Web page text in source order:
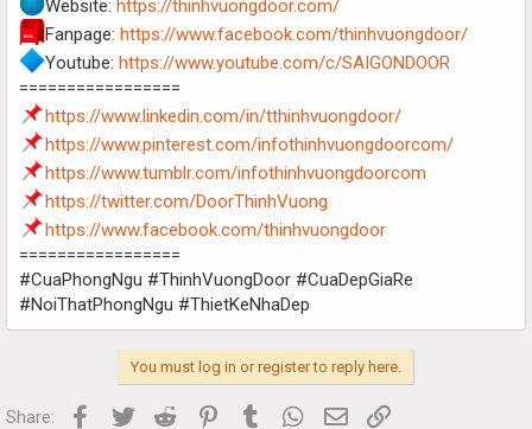
Website: https://thinhvuongdoor.com/
Fanpage: https://www.facebook.com/thinhvuongdoor/
Youtube: https://www.youtube.com/c/SAIGONDOOR
=================
https://www.linkedin.com/in/tthinhvuongdoor/
https://www.pinterest.com/infothinhvuongdoorcom/
https://www.tumblr.com/infothinhvuongdoorcom
https://twitter.com/DoorThinhVuong
https://www.facebook.com/thinhvuongdoor
=================
#CuaPhongNgu #ThinhVuongDoor #CuaDepGiaRe
#NoiThatPhongNgu #ThietKeNhaDep
You must log in or register to reply here.
Share: Facebook
Twitter Reddit PinterestTumblr WhatsApp
Email